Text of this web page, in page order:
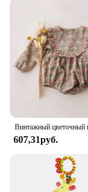
607,31руб.